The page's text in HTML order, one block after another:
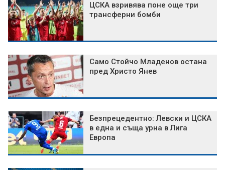
ЦСКА взривява поне още три
трансферни бомби
Само Стойчо Младенов остана
пред Христо Янев
Безпрецедентно: Левски и ЦСКА
в една и съща урна в Лига
Европа